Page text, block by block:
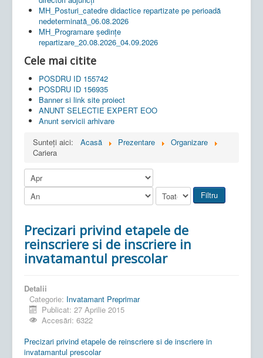
MH_Posturi_catedre didactice repartizate pe perioadă
nedeterminată_06.08.2026
MH_Programare ședințe
repartizare_20.08.2026_04.09.2026
Cele mai citite
POSDRU ID 155742
POSDRU ID 156935
Banner si link site proiect
ANUNT SELECTIE EXPERT EOO
Anunt servicii arhivare
Sunteți aici:
Acasă Prezentare
Organizare
Cariera
Filtru
Precizari privind etapele de
reinscriere si de inscriere in
invatamantul prescolar
Detalii
Categorie: Invatamant Preprimar
Publicat: 27 Aprilie 2015
Accesări: 6322
Precizari privind etapele de reinscriere si de inscriere in
invatamantul prescolar